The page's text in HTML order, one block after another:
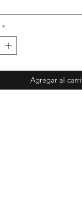
*
Agregar al